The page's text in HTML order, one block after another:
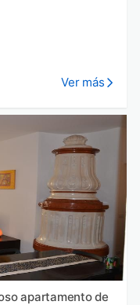
Ver más
apartamento de